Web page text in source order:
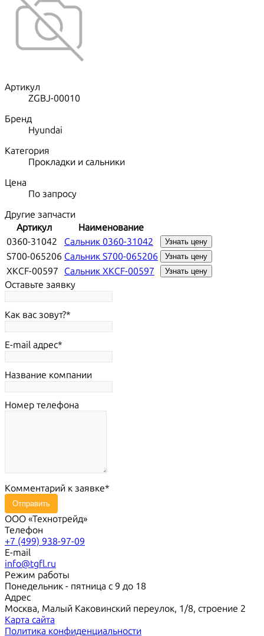
Артикул
ZGBJ-00010
Бренд
Hyundai
Категория
Прокладки и сальники
Цена
По запросу
Другие запчасти
Артикул
Наименование
0360-31042
Сальник 0360-31042 Узнать цену
S700-065206 Сальник S700-065206 Узнать цену
XKCF-00597 Сальник XKCF-00597 Узнать цену
Оставьте заявку
Как вас зовут?
E-mail адрес
Название компании
Номер телефона
Комментарий к заявке
Отправить
ООО «Технотрейд»
Телефон
+7 (499) 938-97-09
E-mail
info@tgfl.ru
Режим работы
Понедельник - пятница с 9 до 18
Адрес
Москва, Малый Каковинский переулок, 1/8, строение 2
Карта сайта
Политика конфиденциальности